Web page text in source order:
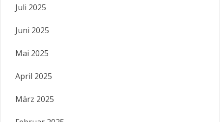
Juli 2025
Juni 2025
Mai 2025
April 2025
März 2025